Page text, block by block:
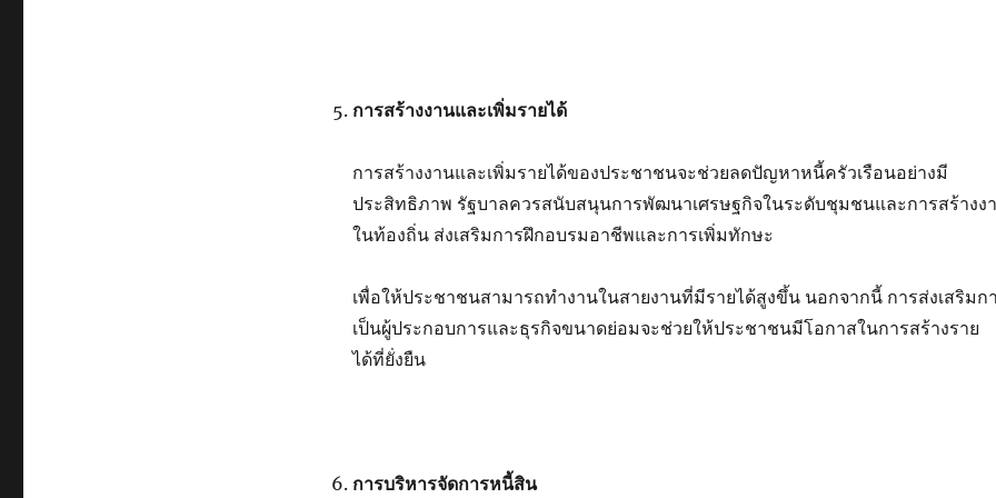
การสร้างงานและเพิ่มรายได้
การสร้างงานและเพิ่มรายได้ของประชาชนจะช่วยลดปัญหาหนี้ครัวเรือนอย่างมี
ประสิทธิภาพ รัฐบาลควรสนับสนุนการพัฒนาเศรษฐกิจในระดับชุมชนและการสร้างง
ในท้องถิ่น ส่งเสริมการฝึกอบรมอาชีพและการเพิ่มทักษะ
เพื่อให้ประชาชนสามารถทำงานในสายงานที่มีรายได้สูงขึ้น นอกจากนี้ การส่งเสริมก
เป็นผู้ประกอบการและธุรกิจขนาดย่อมจะช่วยให้ประชาชนมีโอกาสในการสร้างราย
ได้ที่ยั่งยืน
การบริหารจัดการหนี้สิน